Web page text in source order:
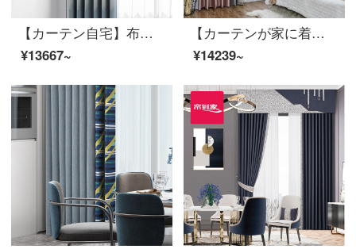
【カーテン自宅】布芸カーテン完成品の青いダンスはシームレスに現代のジャカード高精密高遮光リビングルームの光豪華注文ダウン窓LDC 20 SSA-1601ホールを作る/カーテンヘッドを含まない(高さ2.6メートル以内で変更可能)XLのカーテンセット/ダブルオープン(適用窓幅3.5-4.1メートル)
¥13667~
【カーテンが家に着く】新中国式カーテンの完成品の定型化は高遮光リビングルームの高精密な湯圓粉の花をつないで特注地窓JBLW-009 Sフック/カーテンヘッドを含まない(高さ2.6メートル以内で改変可能)XLのカーテンセット/ダブルオープン(適用窓幅3.5-4.1メートル)
¥14239~